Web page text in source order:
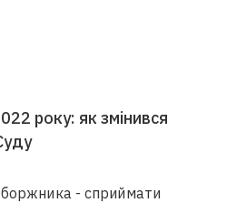
року: як змінився
- сприймати